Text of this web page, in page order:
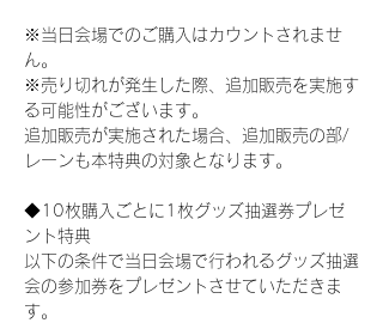
※当日会場でのご購入はカウントされませ
ん。
※売り切れが発生した際、追加販売を実施す
る可能性がございます。
追加販売が実施された場合、追加販売の部/
レーンも本特典の対象となります。
◆10枚購入ごとに1枚グッズ抽選券プレゼ
ント特典
以下の条件で当日会場で行われるグッズ抽選
会の参加券をプレゼントさせていただきま
す。